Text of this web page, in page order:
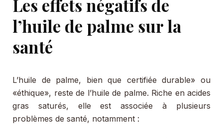
Les effets négatifs de
l’huile de palme sur la
santé
L’huile de palme, bien que certifiée durable» ou
«éthique», reste de l’huile de palme. Riche en acides
gras saturés, elle est associée à plusieurs
problèmes de santé, notamment :